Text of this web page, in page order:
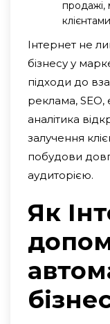
продажі,
Інтернет не
бізнесу у
підходи до
реклама, SEO,
аналітика
залучення
побудови
аудиторією.
Як